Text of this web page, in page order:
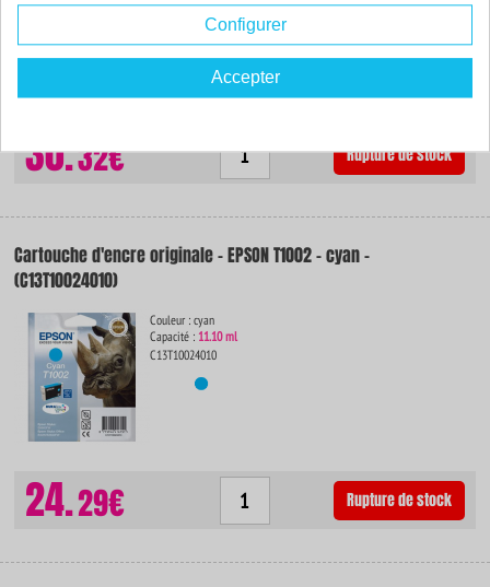
C13T071140H10
30.32€ Rupture de stock
Cartouche d'encre originale - EPSON T1002 - cyan -
(C13T10024010)
Couleur : cyan
Capacité : 11.10 ml
C13T10024010
24.29€ Rupture de stock
Configurer
Accepter